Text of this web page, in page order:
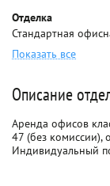
Отделка
Стандартная
Показать все
Описание
Аренда офисов
47 (без
Индивидуальный